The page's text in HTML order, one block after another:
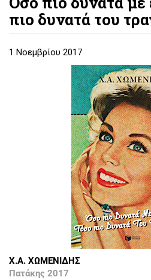
πιο δυνατά του
1 Νοεμβρίου 2017
Χ.Α. ΧΩΜΕΝΙΔΗΣ
Πατάκης 2017